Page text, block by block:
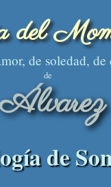
del
de soledad, de
de
de